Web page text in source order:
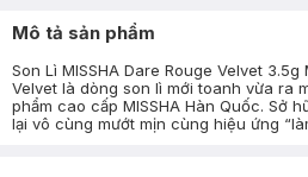
Mô tả sản phẩm
Son Lì MISSHA Dare Rouge Velvet 3.5g
Velvet là dòng son lì mới toanh vừa ra
phẩm cao cấp MISSHA Hàn Quốc. Sở
lại vô cùng mướt mịn cùng hiệu ứng